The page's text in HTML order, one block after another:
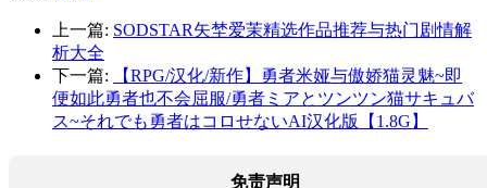
上一篇: SODSTAR矢埜爱茉精选作品推荐与热门剧情解
析大全
下一篇:
【RPG/汉化/新作】勇者米娅与傲娇猫灵魅~即
便如此勇者也不会屈服/勇者ミアとツンツン猫サキュバ
ス~それでも勇者はコロせないAI汉化版【1.8G】
免责声明